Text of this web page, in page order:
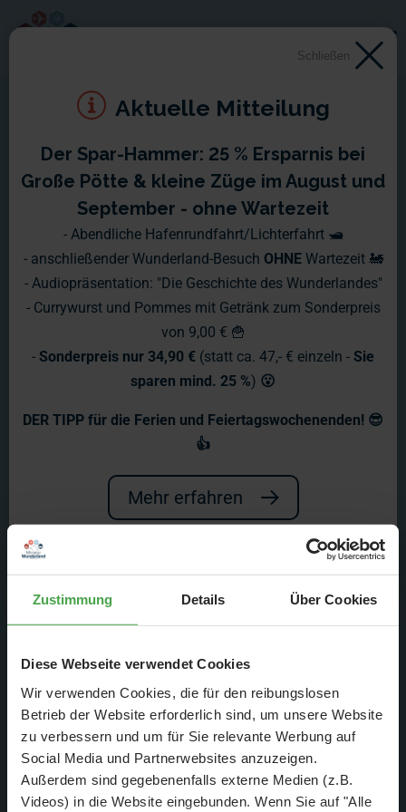
Zustimmung Details Über Cookies
Diese Webseite verwendet Cookies
Wir verwenden Cookies, die für den reibungslosen
Betrieb der Website erforderlich sind, um unsere Website
zu verbessern und um für Sie relevante Werbung auf
Social Media und Partnerwebsites anzuzeigen.
Außerdem sind gegebenenfalls externe Medien (z.B.
Videos) in die Website eingebunden. Wenn Sie auf "Alle
Fast geschafft: Die letzten
Arbeiten - Patagonien
Endspurt #4
Bevor der Patagonien-Abschnitt
eröffnet wird, blicken Gerrit und Arne
im aktuellen Video nochmal auf die
neuen technischen Highlights des
Es ist vollbracht! Der letzte Feinschliff läuft, die
Filmaufnahmen sind abgeschlossen und die Eröffnung steht
kurz bevor. Wir können jetzt schon sagen: Patagonien wird
Schließen
Aktuelle Mitteilung
Der Spar-Hammer: 25 % Ersparnis bei
Große Pötte & kleine Züge im August und
September - ohne Wartezeit
- Abendliche Hafenrundfahrt/Lichterfahrt 🛥️
- anschließender Wunderland-Besuch OHNE Wartezeit 🚂
- Audiopräsentation: "Die Geschichte des Wunderlandes"
- Currywurst und Pommes mit Getränk zum Sonderpreis
von 9,00 € 🍟
- Sonderpreis nur 34,90 € (statt ca. 47,- € einzeln - Sie
sparen mind. 25 %) 😮
DER TIPP für die Ferien und Feiertagswochenenden! 😎
👍
Mehr erfahren